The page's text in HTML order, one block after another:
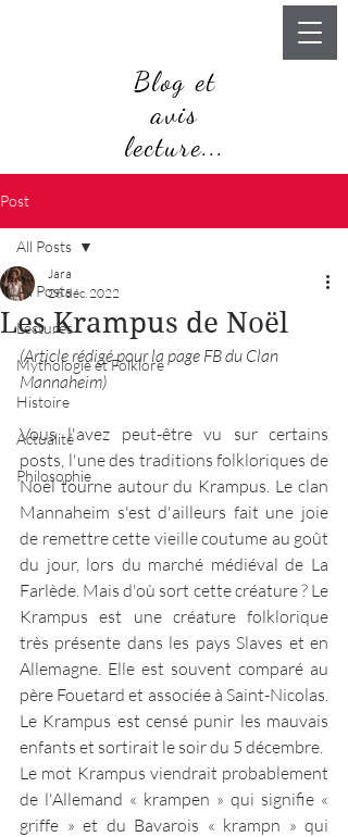
Blog et
avis
lecture...
Post
All Posts
Lectures
Mythologie et Folklore
Histoire
Actualité
Philosophie
All Posts
Les Krampus de Noël
Jara
26 déc. 2022
(Article rédigé pour la page FB du Clan
Mannaheim)
Vous l'avez peut-être vu sur certains
posts, l'une des traditions folkloriques de
Noël tourne autour du Krampus. Le clan
Mannaheim s'est d'ailleurs fait une joie
de remettre cette vieille coutume au goût
du jour, lors du marché médiéval de La
Farlède. Mais d'où sort cette créature ? Le
Krampus est une créature folklorique
très présente dans les pays Slaves et en
Allemagne. Elle est souvent comparé au
père Fouetard et associée à Saint-Nicolas.
Le Krampus est censé punir les mauvais
enfants et sortirait le soir du 5 décembre.
Le mot Krampus viendrait probablement
de l'Allemand « krampen » qui signifie «
griffe » et du Bavarois « krampn » qui